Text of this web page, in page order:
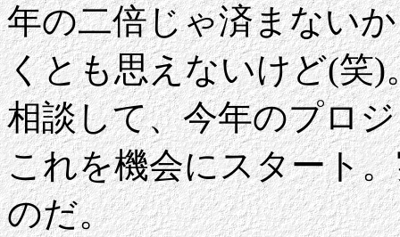
年の二倍じゃ済まない
くとも思えないけど(笑
相談して、今年のプロ
これを機会にスタート
のだ。